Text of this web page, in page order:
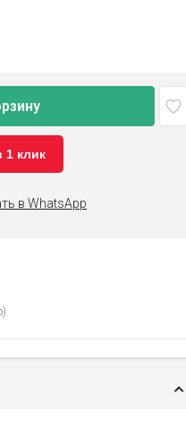
1 клик
в WhatsApp